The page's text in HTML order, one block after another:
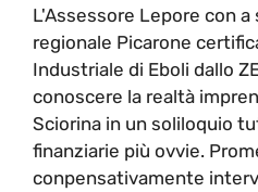
L'Assessore Lepore con
regionale Picarone
Industriale di Eboli dallo
conoscere la realtà
Sciorina in un soliloquio
finanziarie più ovvie.
conpensativamente